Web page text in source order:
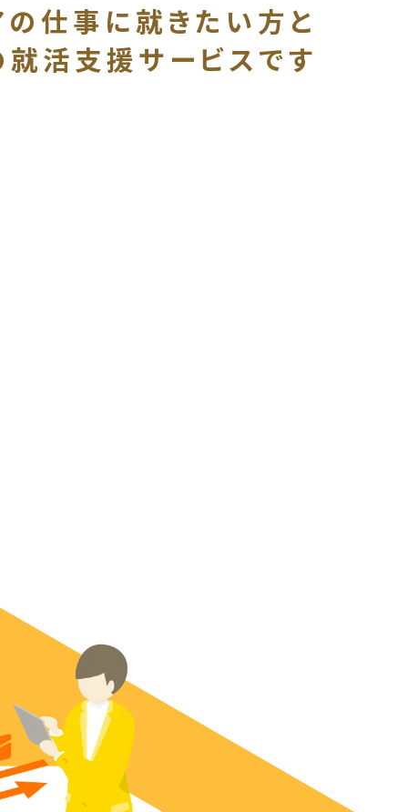
の仕事に就きたい方と
活支援サービスです